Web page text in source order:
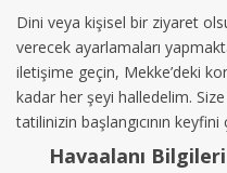
Dini veya kişisel bir ziyaret
verecek ayarlamaları
iletişime geçin, Mekke’deki
kadar her şeyi halledelim.
tatilinizin başlangıcının keyfini
Havaalanı Bilgileri